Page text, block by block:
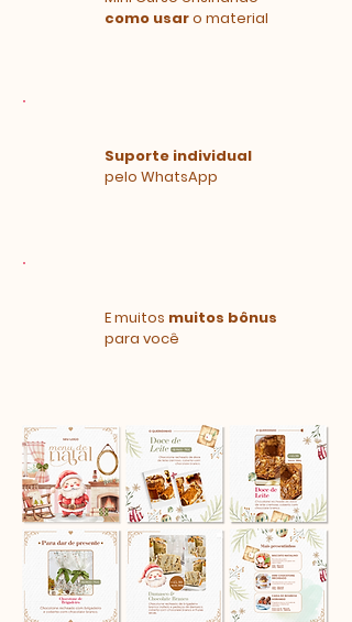
como usaro material
Suporte individual
pelo WhatsApp
E muitos muitos bônus
para você